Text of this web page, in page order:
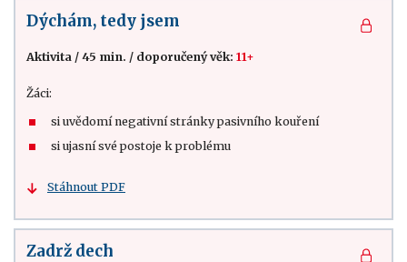
Dýchám, tedy jsem
Aktivita / 45 min. / doporučený věk: 11+
Žáci:
si uvědomí negativní stránky pasivního kouření
si ujasní své postoje k problému
Stáhnout PDF
Zadrž dech